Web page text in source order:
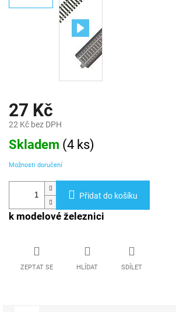
27 Kč
22 Kč bez DPH
Měrná
cena:
Skladem (4 ks)
Možnosti doručení
Přidat do košíku
k modelové železnici
ZEPTAT SE HLÍDAT SDÍLET